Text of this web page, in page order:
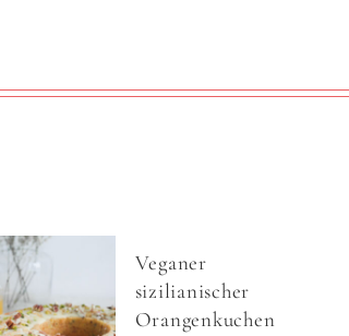
Veganer
sizilianischer
Orangenkuchen